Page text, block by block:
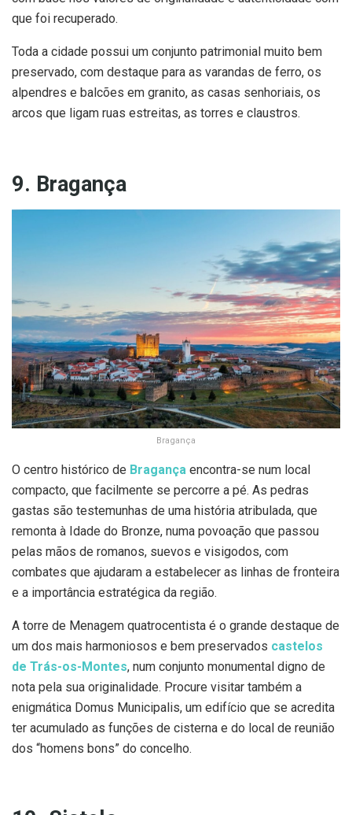
que foi recuperado.
Toda a cidade possui um conjunto patrimonial muito bem
preservado, com destaque para as varandas de ferro, os
alpendres e balcões em granito, as casas senhoriais, os
arcos que ligam ruas estreitas, as torres e claustros.
9. Bragança
Bragança
O centro histórico de Bragança encontra-se num local
compacto, que facilmente se percorre a pé. As pedras
gastas são testemunhas de uma história atribulada, que
remonta à Idade do Bronze, numa povoação que passou
pelas mãos de romanos, suevos e visigodos, com
combates que ajudaram a estabelecer as linhas de fronteira
e a importância estratégica da região.
A torre de Menagem quatrocentista é o grande destaque de
um dos mais harmoniosos e bem preservados castelos
de Trás-os-Montes, num conjunto monumental digno de
nota pela sua originalidade. Procure visitar também a
enigmática Domus Municipalis, um edifício que se acredita
ter acumulado as funções de cisterna e do local de reunião
dos “homens bons” do concelho.